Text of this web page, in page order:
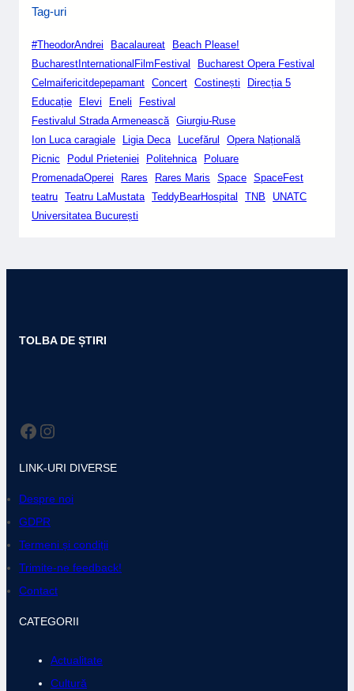
Tag-uri
#TheodorAndrei Bacalaureat
Beach Please!
BucharestInternationalFilmFestival
Bucharest Opera Festival
Celmaifericitdepepamant Concert Costinești
Direcția 5
Educație
Elevi Eneli
Festival
Festivalul Strada Armenească Giurgiu-Ruse
Ion Luca caragiale
Ligia Deca Lucefărul
Opera Națională
Picnic
Podul Prieteniei Politehnica
Poluare
PromenadaOperei
Rares Rares Maris Space SpaceFest
teatru Teatru LaMustata TeddyBearHospital TNB
UNATC
Universitatea București
TOLBA DE ȘTIRI
Facebook Instagram
LINK-URI DIVERSE
Despre noi
GDPR
Termeni și condiții
Trimite-ne feedback!
Contact
CATEGORII
Actualitate
Cultură